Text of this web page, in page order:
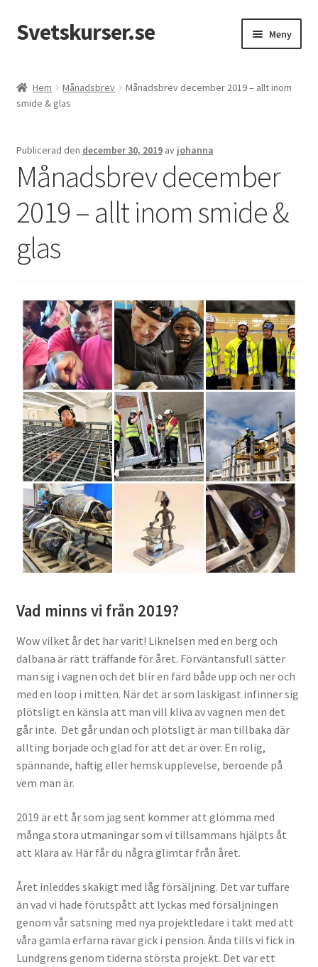
Hoppa
till
Hoppa
till
Svetskurser.se Meny
Kontakt
Hem Månadsbrev
Månadsbrev december 2019 – allt inom
smide & glas
Publicerad den december 30, 2019 av johanna
Månadsbrev december
2019 – allt inom smide &
glas
Vad minns vi från 2019?
Wow vilket år det har varit! Liknelsen med en berg och
dalbana är rätt träffande för året. Förväntansfull sätter
man sig i vagnen och det blir en färd både upp och ner och
med en loop i mitten. När det är som läskigast infinner sig
plötsligt en känsla att man vill kliva av vagnen men det
går inte. Det går undan och plötsligt är man tillbaka där
allting började och glad för att det är över. En rolig,
spännande, häftig eller hemsk upplevelse, beroende på
vem man är.
2019 är ett år som jag sent kommer att glömma med
många stora utmaningar som vi tillsammans hjälpts åt
att klara av. Här får du några glimtar från året.
Året inleddes skakigt med låg försäljning. Det var tuffare
än vad vi hade förutspått att lyckas med försäljningen
genom vår satsning med nya projektledare i takt med att
våra gamla erfarna rävar gick i pension. Ända tills vi fick in
Lundgrens genom tiderna största projekt. Det var ett